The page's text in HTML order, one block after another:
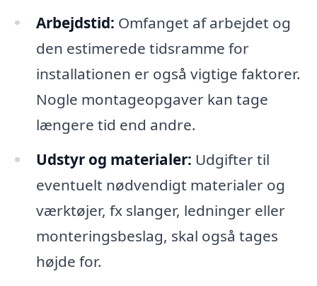
Arbejdstid: Omfanget af arbejdet og
den estimerede tidsramme for
installationen er også vigtige faktorer.
Nogle montageopgaver kan tage
længere tid end andre.
Udstyr og materialer: Udgifter til
eventuelt nødvendigt materialer og
værktøjer, fx slanger, ledninger eller
monteringsbeslag, skal også tages
højde for.